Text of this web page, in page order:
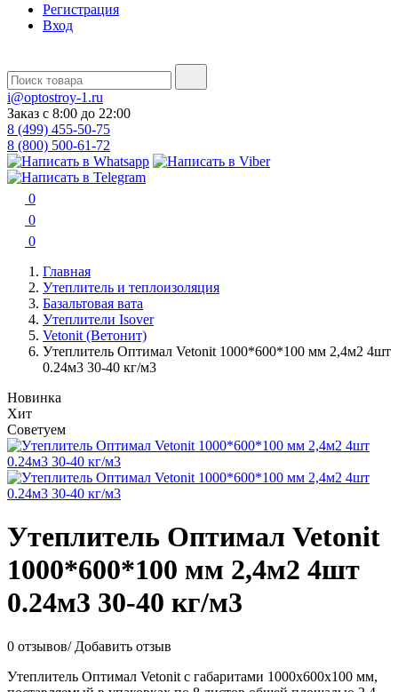
Регистрация
Вход
i@optostroy-1.ru
Заказ с 8:00 до 22:00
8 (499) 455-50-75
8 (800) 500-61-72
0
0
0
Главная
Утеплитель и теплоизоляция
Базальтовая вата
Утеплители Isover
Vetonit (Ветонит)
Утеплитель Оптимал Vetonit 1000*600*100 мм 2,4м2 4шт
0.24м3 30-40 кг/м3
Новинка
Хит
Советуем
Утеплитель Оптимал Vetonit
1000*600*100 мм 2,4м2 4шт
0.24м3 30-40 кг/м3
0 отзывов/ Добавить отзыв
Утеплитель Оптимал Vetonit с габаритами 1000x600x100 мм,